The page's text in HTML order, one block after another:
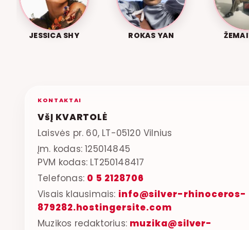
JESSICA SHY ROKAS YAN
KONTAKTAI
VšĮ KVARTOLĖ
Laisvės pr. 60, LT-05120 Vilnius
Įm. kodas: 125014845
PVM kodas: LT250148417
Telefonas: 0 5 2128706
Visais klausimais: info@silver-rhinoceros-
879282.hostingersite.com
Muzikos redaktorius: muzika@silver-